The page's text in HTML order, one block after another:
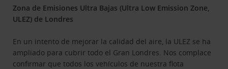
Zona de Emisiones Ultra Bajas (Ultra Low Emission Zone,
ULEZ) de Londres
En un intento de mejorar la calidad del aire, la ULEZ se ha
ampliado para cubrir todo el Gran Londres. Nos complace
confirmar que todos los vehículos de nuestra flota